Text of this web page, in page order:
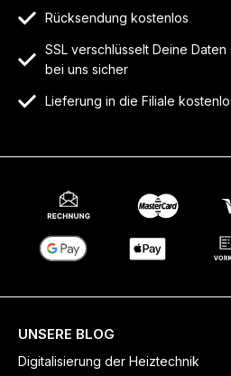
Rücksendung kostenlos
SSL verschlüsselt Deine Daten
bei uns sicher
Lieferung in die Filiale
UNSERE BLOG
Digitalisierung der Heiztechnik